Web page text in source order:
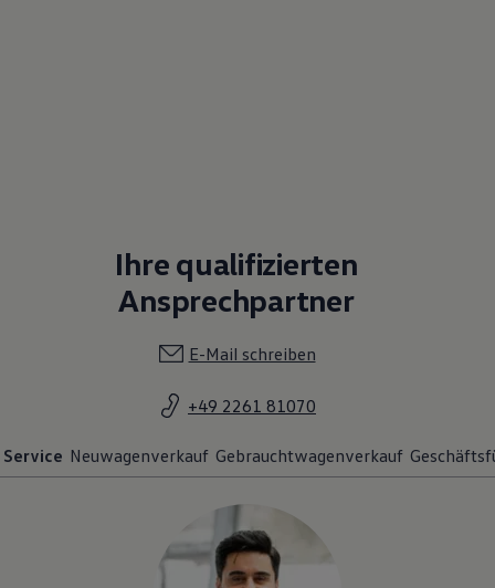
Ihre qualifizierten
Ansprechpartner
E-Mail schreiben
+49 2261 81070
Service Neuwagenverkauf Gebrauchtwagenverkauf